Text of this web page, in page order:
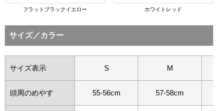
フラットブラックイエロー ホワイトレッド
サイズ／カラー
サイズ表示 S M
頭周のめやす 55-56cm 57-58cm